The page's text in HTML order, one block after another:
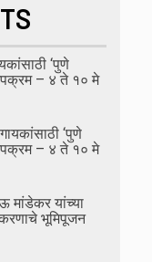
‘पुणे
– ४ ते १० मे
‘पुणे
– ४ ते १० मे
मांडेकर यांच्या
भूमिपूजन